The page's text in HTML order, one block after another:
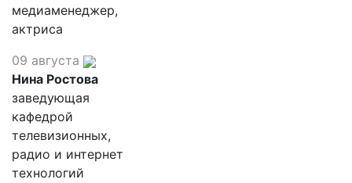
медиаменеджер,
актриса
09 августа
Нина Ростова
заведующая
кафедрой
телевизионных,
радио и интернет
технологий